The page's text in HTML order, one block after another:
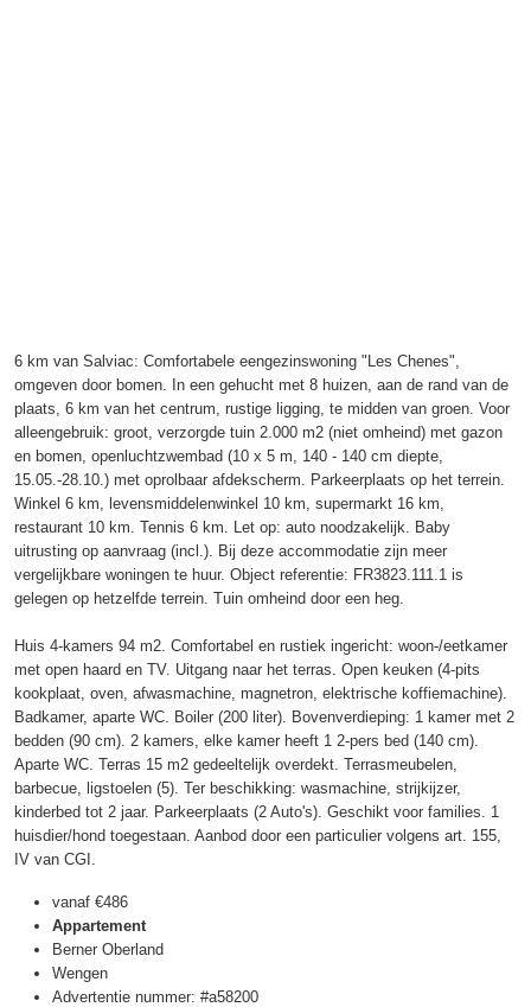
6 km van Salviac: Comfortabele eengezinswoning "Les Chenes",
omgeven door bomen. In een gehucht met 8 huizen, aan de rand van de
plaats, 6 km van het centrum, rustige ligging, te midden van groen. Voor
alleengebruik: groot, verzorgde tuin 2.000 m2 (niet omheind) met gazon
en bomen, openluchtzwembad (10 x 5 m, 140 - 140 cm diepte,
15.05.-28.10.) met oprolbaar afdekscherm. Parkeerplaats op het terrein.
Winkel 6 km, levensmiddelenwinkel 10 km, supermarkt 16 km,
restaurant 10 km. Tennis 6 km. Let op: auto noodzakelijk. Baby
uitrusting op aanvraag (incl.). Bij deze accommodatie zijn meer
vergelijkbare woningen te huur. Object referentie: FR3823.111.1 is
gelegen op hetzelfde terrein. Tuin omheind door een heg.
Huis 4-kamers 94 m2. Comfortabel en rustiek ingericht: woon-/eetkamer
met open haard en TV. Uitgang naar het terras. Open keuken (4-pits
kookplaat, oven, afwasmachine, magnetron, elektrische koffiemachine).
Badkamer, aparte WC. Boiler (200 liter). Bovenverdieping: 1 kamer met 2
bedden (90 cm). 2 kamers, elke kamer heeft 1 2-pers bed (140 cm).
Aparte WC. Terras 15 m2 gedeeltelijk overdekt. Terrasmeubelen,
barbecue, ligstoelen (5). Ter beschikking: wasmachine, strijkijzer,
kinderbed tot 2 jaar. Parkeerplaats (2 Auto's). Geschikt voor families. 1
huisdier/hond toegestaan. Aanbod door een particulier volgens art. 155,
IV van CGI.
vanaf €486
Appartement
Berner Oberland
Wengen
Advertentie nummer: #a58200